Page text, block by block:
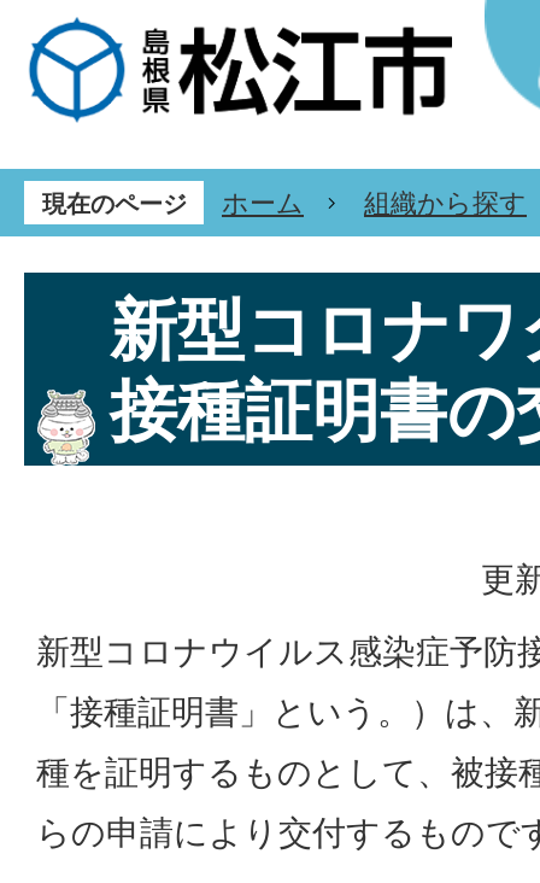
現在のページ ホーム 組織から探す
新型コロナ
接種証明書の
更
新型コロナウイルス感染症予防
「接種証明書」という。）は、
種を証明するものとして、被接
らの申請により交付するもので